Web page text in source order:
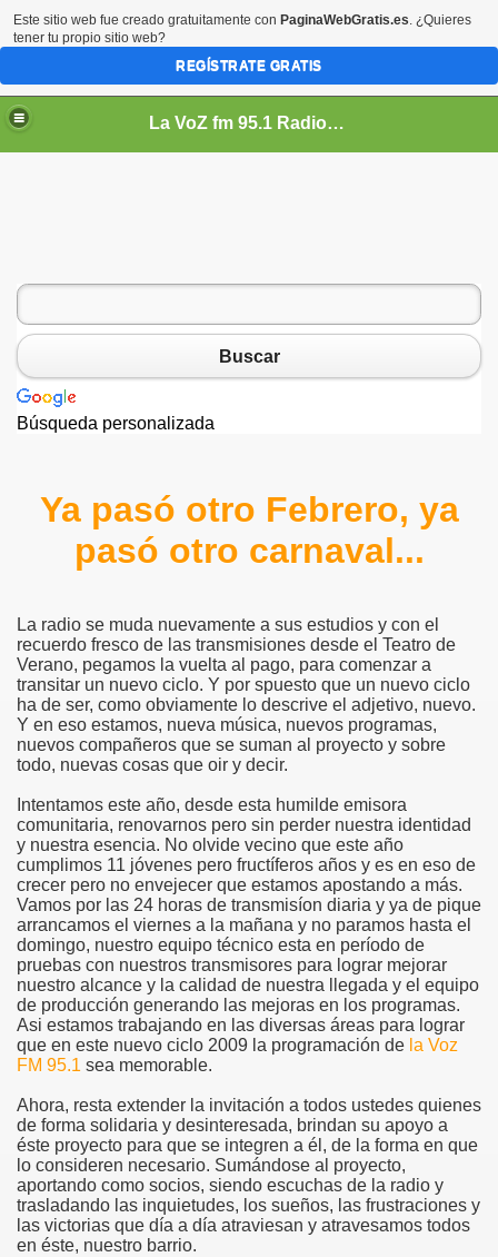
La VoZ fm 95.1 Radio Comunitaria
Buscar
Búsqueda personalizada
Ya pasó otro Febrero, ya
pasó otro carnaval...
La radio se muda nuevamente a sus estudios y con el
recuerdo fresco de las transmisiones desde el Teatro de
Verano, pegamos la vuelta al pago, para comenzar a
transitar un nuevo ciclo. Y por spuesto que un nuevo ciclo
ha de ser, como obviamente lo descrive el adjetivo, nuevo.
Y en eso estamos, nueva música, nuevos programas,
nuevos compañeros que se suman al proyecto y sobre
todo, nuevas cosas que oir y decir.
Intentamos este año, desde esta humilde emisora
comunitaria, renovarnos pero sin perder nuestra identidad
y nuestra esencia. No olvide vecino que este año
cumplimos 11 jóvenes pero fructíferos años y es en eso de
crecer pero no envejecer que estamos apostando a más.
Vamos por las 24 horas de transmisíon diaria y ya de pique
arrancamos el viernes a la mañana y no paramos hasta el
domingo, nuestro equipo técnico esta en período de
pruebas con nuestros transmisores para lograr mejorar
nuestro alcance y la calidad de nuestra llegada y el equipo
de producción generando las mejoras en los programas.
Asi estamos trabajando en las diversas áreas para lograr
que en este nuevo ciclo 2009 la programación de la Voz
FM 95.1 sea memorable.
Ahora, resta extender la invitación a todos ustedes quienes
de forma solidaria y desinteresada, brindan su apoyo a
éste proyecto para que se integren a él, de la forma en que
lo consideren necesario. Sumándose al proyecto,
aportando como socios, siendo escuchas de la radio y
trasladando las inquietudes, los sueños, las frustraciones y
las victorias que día a día atraviesan y atravesamos todos
en éste, nuestro barrio.
Este sitio web fue creado gratuitamente con PaginaWebGratis.es. ¿Quieres
tener tu propio sitio web?
REGÍSTRATE GRATIS